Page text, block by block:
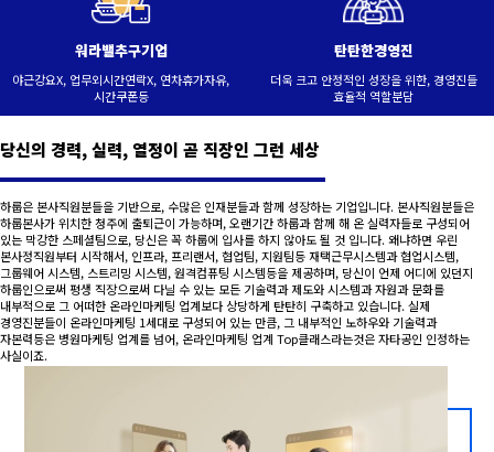
워라밸추구기업
야근강요X, 업무외시간연락X, 연차휴가자유,
시간쿠폰등
탄탄한경영진
더욱 크고 안정적인 성장을 위한, 경영진들
효율적 역할분담
당신의 경력, 실력, 열정이 곧 직장인 그런 세상
하룹은 본사직원분들을 기반으로, 수많은 인재분들과 함께 성장하는 기업입니다. 본사직원분들은
하룹본사가 위치한 청주에 출퇴근이 가능하며, 오랜기간 하룹과 함께 해 온 실력자들로 구성되어
있는 막강한 스페셜팀으로, 당신은 꼭 하룹에 입사를 하지 않아도 될 것 입니다. 왜냐하면 우린
본사정직원부터 시작해서, 인프라, 프리랜서, 협업팀, 지원팀등 재택근무시스템과 협업시스템,
그룹웨어 시스템, 스트리밍 시스템, 원격컴퓨팅 시스템등을 제공하며, 당신이 언제 어디에 있던지
하룹인으로써 평생 직장으로써 다닐 수 있는 모든 기술력과 제도와 시스템과 자원과 문화를
내부적으로 그 어떠한 온라인마케팅 업계보다 상당하게 탄탄히 구축하고 있습니다. 실제
경영진분들이 온라인마케팅 1세대로 구성되어 있는 만큼, 그 내부적인 노하우와 기술력과
자본력등은 병원마케팅 업계를 넘어, 온라인마케팅 업계 Top클래스라는것은 자타공인 인정하는
사실이죠.